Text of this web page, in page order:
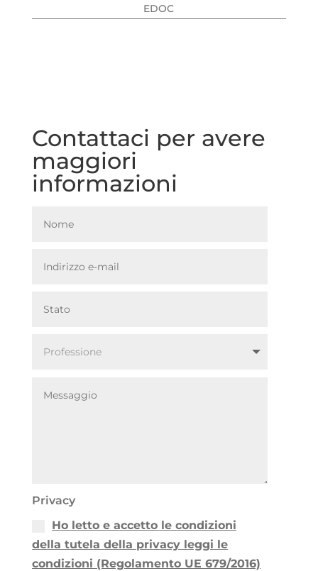
EDOC
Contattaci per avere
maggiori
informazioni
Privacy
Ho letto e accetto le condizioni
della tutela della privacy leggi le
condizioni (Regolamento UE 679/2016)